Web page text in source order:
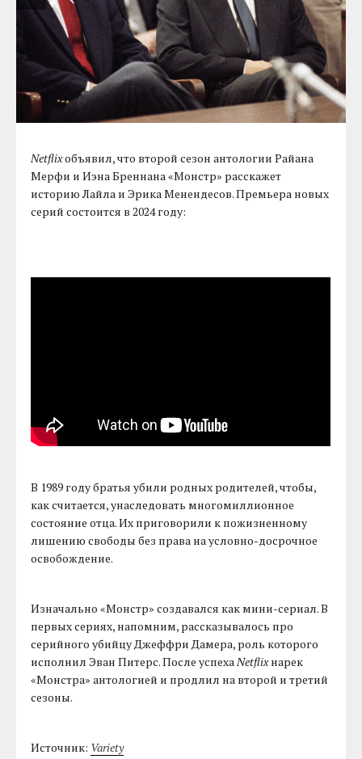
Netflixобъявил, что второй сезон антологии Райана
Мерфи и Иэна Бреннана «Монстр» расскажет
историю Лайла и Эрика Менендесов. Премьера новых
серий состоится в 2024 году:
В 1989 году братья убили родных родителей, чтобы,
как считается, унаследовать многомиллионное
состояние отца. Их приговорили к пожизненному
лишению свободы без права на условно-досрочное
освобождение.
Изначально «Монстр» создавался как мини-сериал. В
первых сериях, напомним, рассказывалось про
серийного убийцу Джеффри Дамера, роль которого
исполнил Эван Питерс. После успехаNetflixнарек
«Монстра» антологией и продлил на второй и третий
сезоны.
Источник: Variety